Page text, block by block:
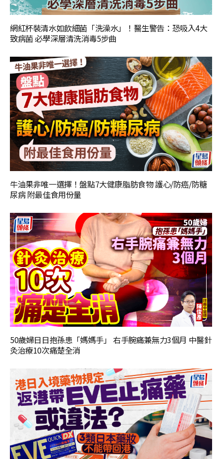
網紅杯裝清水如飲細菌「洗澡水」！醫生警告：恐吸入4大
致病菌 必學深層清洗消毒5步曲
牛油果非唯一選擇！盤點7大健康脂肪食物 護心/防癌/防糖
尿病 附最佳食用份量
50歲婦日日抱孫患「媽媽手」 右手腕痛兼無力3個月 中醫針
灸治療10次痛楚全消